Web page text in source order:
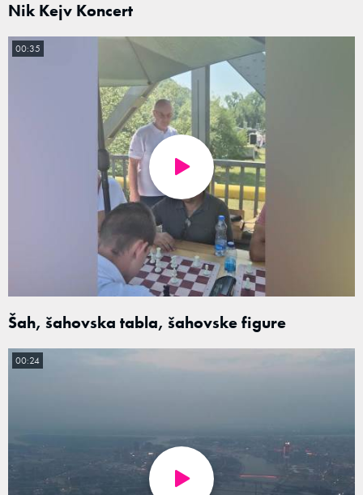
Nik Kejv Koncert
Šah, šahovska tabla, šahovske figure
00:35
00:24